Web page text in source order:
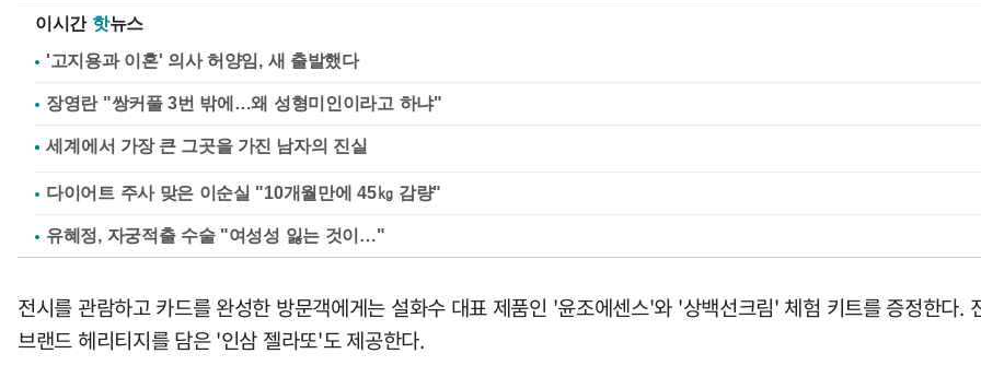
이시간 핫뉴스
'고지용과 이혼' 의사 허양임, 새 출발했다
장영란 "쌍커풀 3번 밖에…왜 성형미인이라고 하냐"
다이어트 주사 맞은 이순실 "10개월만에 45㎏ 감량"
유혜정, 자궁적출 수술 "여성성 잃는 것이…"
전시를 관람하고 카드를 완성한 방문객에게는 설화수 대표 제품인 '윤조에센스'와 '상백선크림' 체험 키트를 증정한다.
브랜드 헤리티지를 담은 '인삼 젤라또'도 제공한다.